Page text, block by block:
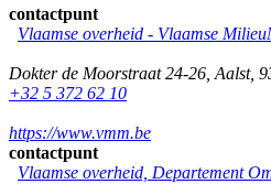
contactpunt
Vlaamse overheid - Vlaamse
Dokter de Moorstraat 24-26 Aalst,
+32 5 372 62 10
https://www.vmm.be
contactpunt
Vlaamse overheid, Departement